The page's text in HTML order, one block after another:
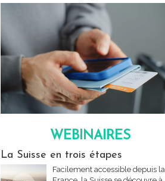
WEBINAIRES
La Suisse en trois étapes
Facilement accessible depuis la